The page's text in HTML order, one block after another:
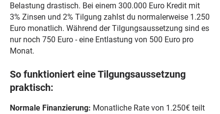
Belastung drastisch. Bei einem 300.000 Euro Kredit mit
3% Zinsen und 2% Tilgung zahlst du normalerweise 1.250
Euro monatlich. Während der Tilgungsaussetzung sind es
nur noch 750 Euro - eine Entlastung von 500 Euro pro
Monat.
So funktioniert eine Tilgungsaussetzung
praktisch:
Normale Finanzierung: Monatliche Rate von 1.250€ teilt